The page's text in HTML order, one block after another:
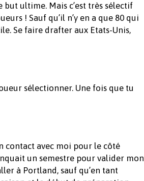
but ultime. Mais c’est très sélectif
! Sauf qu’il n’y en a que 80 qui
Se faire drafter aux Etats-Unis,
sélectionner. Une fois que tu
contact avec moi pour le côté
un semestre pour valider mon
à Portland, sauf qu’en tant